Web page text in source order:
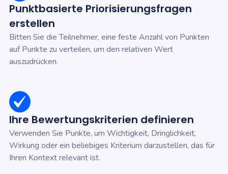
Punktbasierte Priorisierungsfragen
erstellen
Bitten Sie die Teilnehmer, eine feste Anzahl von Punkten
auf Punkte zu verteilen, um den relativen Wert
auszudrücken.
Ihre Bewertungskriterien definieren
Verwenden Sie Punkte, um Wichtigkeit, Dringlichkeit,
Wirkung oder ein beliebiges Kriterium darzustellen, das für
Ihren Kontext relevant ist.